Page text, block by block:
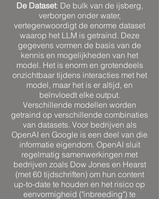
De Dataset: De bulk van de ijsberg,
verborgen onder water,
vertegenwoordigt de enorme dataset
waarop het LLM is getraind. Deze
gegevens vormen de basis van de
kennis en mogelijkheden van het
model. Het is enorm en grotendeels
onzichtbaar tijdens interacties met het
model, maar het is er altijd, en
beïnvloedt elke output.
Verschillende modellen worden
getraind op verschillende combinaties
van datasets. Voor bedrijven als
OpenAI en Google is een deel van die
informatie eigendom. OpenAI sluit
regelmatig samenwerkingen met
bedrijven zoals Dow Jones en Hearst
(met 60 tijdschriften) om hun content
up-to-date te houden en het risico op
eenvormigheid ("inbreeding") te